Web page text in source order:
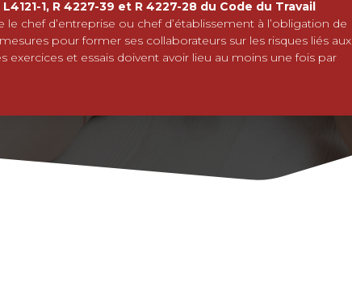
1, R 4227-39 et R 4227-28 du Code du Travail
le chef d’entreprise ou chef d’établissement à l’obligation de
pour former ses collaborateurs sur les risques liés aux
exercices et essais doivent avoir lieu au moins une fois par